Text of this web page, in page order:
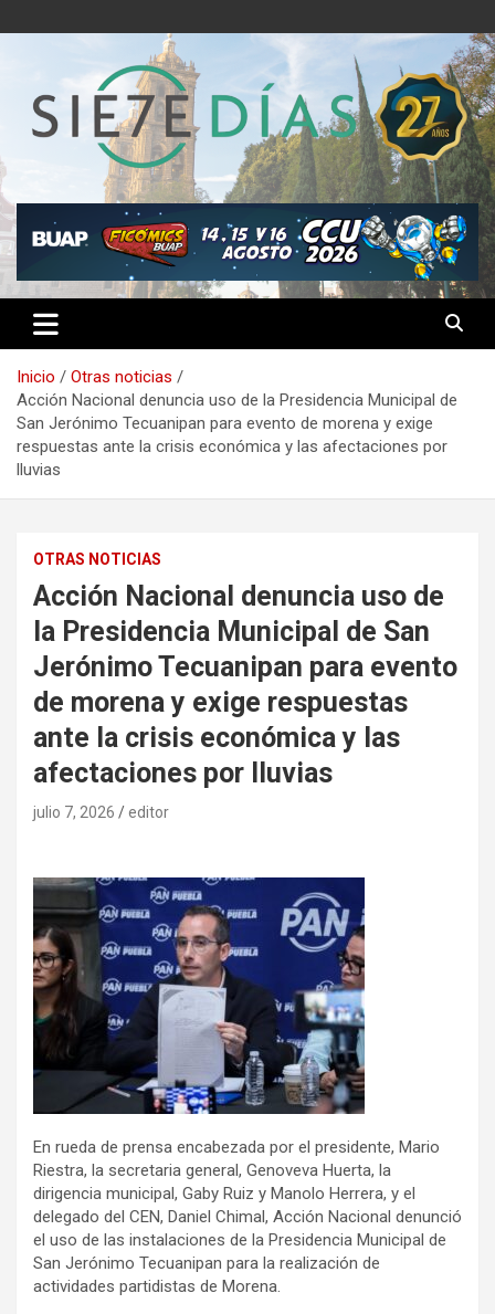
al
Semanario 7 Días
Inicio
Otras noticias
Acción Nacional denuncia uso de la Presidencia Municipal de
San Jerónimo Tecuanipan para evento de morena y exige
respuestas ante la crisis económica y las afectaciones por
lluvias
OTRAS NOTICIAS
Acción Nacional denuncia uso de
la Presidencia Municipal de San
Jerónimo Tecuanipan para evento
de morena y exige respuestas
ante la crisis económica y las
afectaciones por lluvias
julio 7, 2026 editor
En rueda de prensa encabezada por el presidente, Mario
Riestra, la secretaria general, Genoveva Huerta, la
dirigencia municipal, Gaby Ruiz y Manolo Herrera, y el
delegado del CEN, Daniel Chimal, Acción Nacional denunció
el uso de las instalaciones de la Presidencia Municipal de
San Jerónimo Tecuanipan para la realización de
actividades partidistas de Morena.